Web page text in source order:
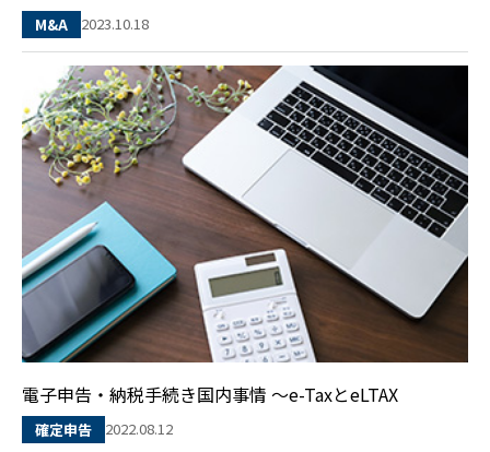
M&A 2023.10.18
電子申告・納税手続き国内事情 ～e-TaxとeLTAX
確定申告 2022.08.12